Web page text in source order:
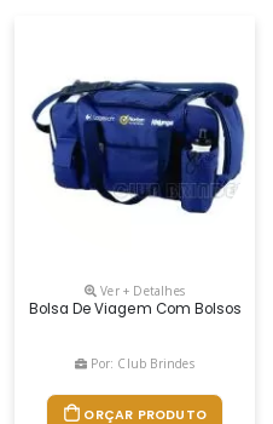
Útil Para Te Acompanhar Em
Ver + Detalhes
Bolsa De Viagem Com Bolsos
Por: Club Brindes
ORÇAR PRODUTO